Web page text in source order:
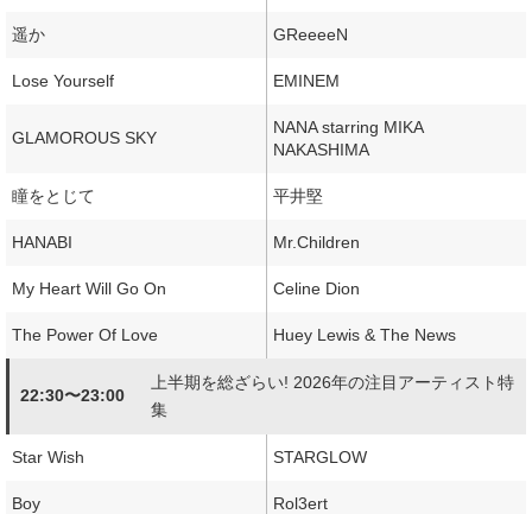
遥か GReeeeN
Lose Yourself EMINEM
GLAMOROUS SKY
NANA starring MIKA
NAKASHIMA
瞳をとじて 平井堅
HANABI Mr.Children
My Heart Will Go On Celine Dion
The Power Of Love Huey Lewis & The News
22:30〜23:00
上半期を総ざらい! 2026年の注目アーティスト特
集
Star Wish STARGLOW
Boy Rol3ert